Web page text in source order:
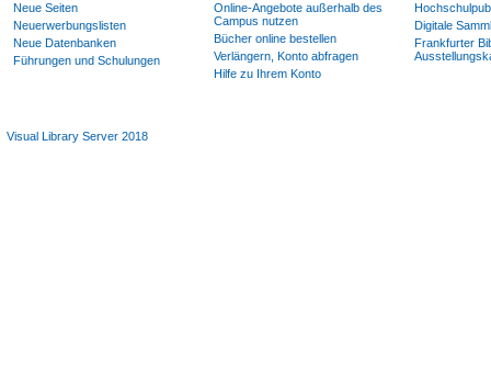
Neue Seiten
Neuerwerbungslisten
Neue Datenbanken
Führungen und Schulungen
Online-Angebote außerhalb des
Campus nutzen
Bücher online bestellen
Verlängern, Konto abfragen
Hilfe zu Ihrem Konto
Digitale
Frankfurter
Visual Library Server 2018